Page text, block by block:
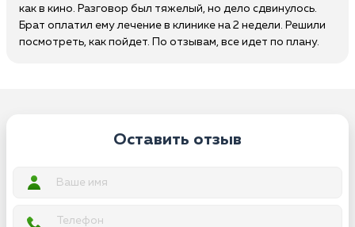
как в кино. Разговор был тяжелый, но дело сдвинулось.
Брат оплатил ему лечение в клинике на 2 недели. Решили
посмотреть, как пойдет. По отзывам, все идет по плану.
Оставить отзыв